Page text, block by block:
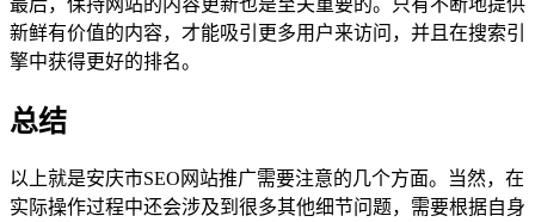
新鲜有价值的内容，才能吸引更多用户来访问，并且在搜索引
擎中获得更好的排名。
总结
以上就是安庆市SEO网站推广需要注意的几个方面。当然，在
实际操作过程中还会涉及到很多其他细节问题，需要根据自身